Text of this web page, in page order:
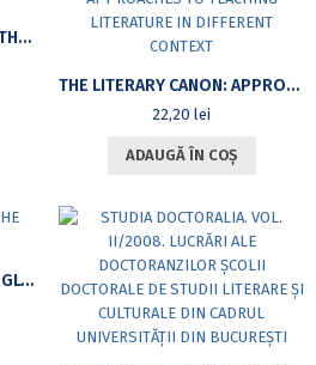
LITERARY DISCOURSES OF THE NEW PHYSICS
THE LITERARY CANON: APPROACHES TO TEACHING LITERATURE IN DIFFERENT CONTEXT
22,20lei
ADAUGĂ ÎN COȘ
ROMANIAN CULTURE IN THE GLOBAL AGE